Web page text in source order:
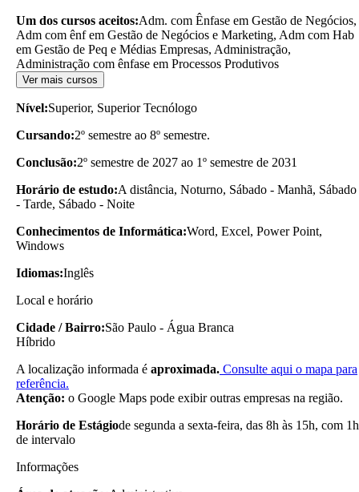
Um dos cursos aceitos:Adm. com Ênfase em Gestão de Negócios,
Adm com ênf em Gestão de Negócios e Marketing, Adm com Hab
em Gestão de Peq e Médias Empresas, Administração,
Administração com ênfase em Processos Produtivos
Ver mais cursos
Nível:Superior, Superior Tecnólogo
Cursando:2º semestre ao 8º semestre.
Conclusão:2º semestre de 2027 ao 1º semestre de 2031
Horário de estudo:A distância, Noturno, Sábado - Manhã, Sábado
- Tarde, Sábado - Noite
Conhecimentos de Informática:Word, Excel, Power Point,
Windows
Idiomas:Inglês
Local e horário
Cidade / Bairro:São Paulo - Água Branca
Híbrido
A localização informada é aproximada. Consulte aqui o mapa para
referência.
Atenção: o Google Maps pode exibir outras empresas na região.
Horário de Estágiode segunda a sexta-feira, das 8h às 15h, com 1h
de intervalo
Informações